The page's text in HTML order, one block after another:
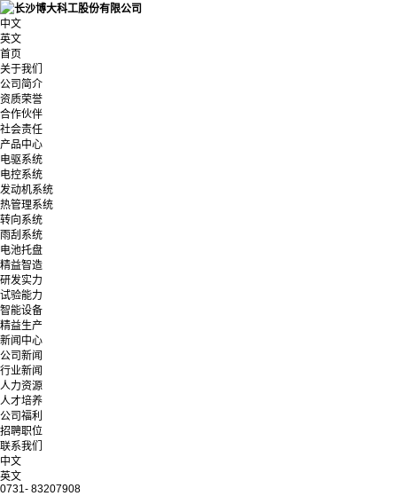
中文
英文
首页
关于我们
公司简介
资质荣誉
合作伙伴
社会责任
产品中心
电驱系统
电控系统
发动机系统
热管理系统
转向系统
雨刮系统
电池托盘
精益智造
研发实力
试验能力
智能设备
精益生产
新闻中心
公司新闻
行业新闻
人力资源
人才培养
公司福利
招聘职位
联系我们
中文
英文
0731- 83207908